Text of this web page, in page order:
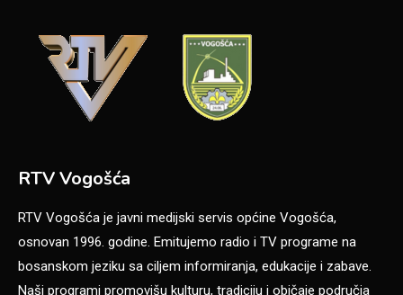
RTV Vogošća
RTV Vogošća je javni medijski servis općine Vogošća,
osnovan 1996. godine. Emitujemo radio i TV programe na
bosanskom jeziku sa ciljem informiranja, edukacije i zabave.
Naši programi promovišu kulturu, tradiciju i običaje područja